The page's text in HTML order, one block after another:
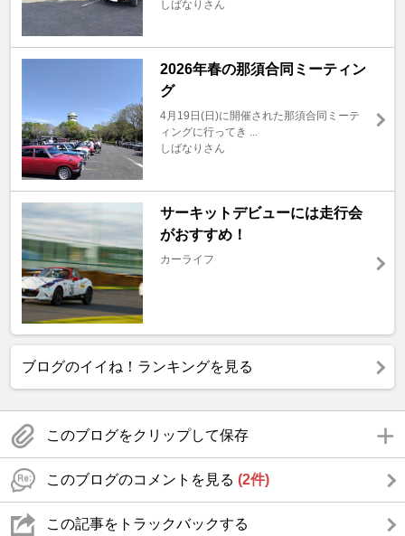
しばなりさん
2026年春の那須合同ミーティン
グ
4月19日(日)に開催された那須合同ミーテ
ィングに行ってき ...
しばなりさん
サーキットデビューには走行会
がおすすめ！
カーライフ
ブログのイイね！ランキングを見る
このブログをクリップして保存
このブログのコメントを見る (2件)
この記事をトラックバックする